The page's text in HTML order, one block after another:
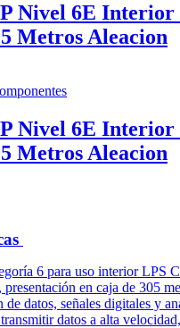
Nivel 6E Interior
Metros Aleacion
Nivel 6E Interior
Metros Aleacion
6 para uso interior LPS
en caja de 305
de datos, señales digitales y
datos a alta